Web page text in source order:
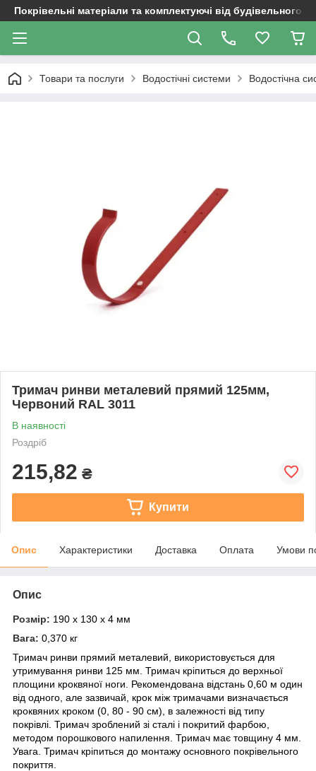
Покрівельні матеріали та комплектуючі від будівельного
Товари та послуги Водостічні системи Водостічна
Тримач ринви металевий прямий 125мм,
Червоний RAL 3011
В наявності
Роздріб
215,82 ₴
Купити
Опис Характеристики Доставка Оплата Умови
Опис
Розмір: 190 х 130 х 4 мм
Вага: 0,370 кг
Тримач ринви прямий металевий, використовується для
утримування ринви 125 мм. Тримач кріпиться до верхньої
площини кроквяної ноги. Рекомендована відстань 0,60 м один
від одного, але зазвичай, крок між тримачами визначається
кроквяних кроком (0, 80 - 90 см), в залежності від типу
покрівлі. Тримач зроблений зі сталі і покритий фарбою,
методом порошкового напилення. Тримач має товщину 4 мм.
Увага. Тримач кріпиться до монтажу основного покрівельного
покриття.